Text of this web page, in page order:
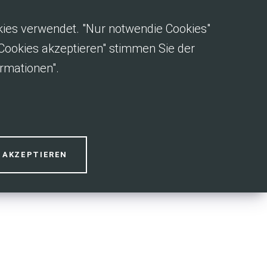
verwendet. "Nur notwendie Cookies"
akzeptieren" stimmen Sie der